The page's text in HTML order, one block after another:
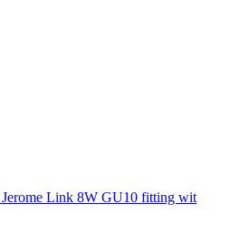
Link 8W GU10 fitting wit